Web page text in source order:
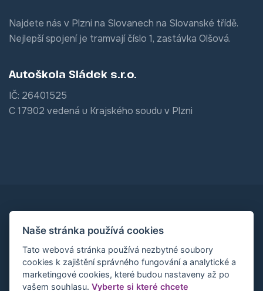
Najdete nás v Plzni na Slovanech na Slovanské třídě.
Nejlepší spojení je tramvají číslo 1, zastávka Olšová.
Autoškola Sládek s.r.o.
IČ: 26401525
C 17902 vedená u Krajského soudu v Plzni
Platební metody kromě hotovosti
Naše stránka používá cookies
Tato webová stránka používá nezbytné soubory
cookies k zajištění správného fungování a analytické a
marketingové cookies, které budou nastaveny až po
vašem souhlasu.Vyberte si které chcete